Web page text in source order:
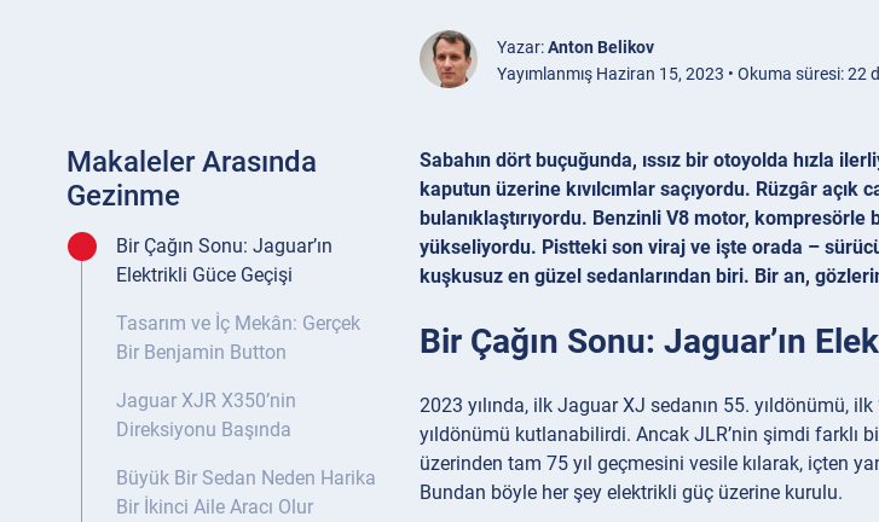
Yazar:Anton Belikov
Yayımlanmış Haziran 15, 2023 • Okuma süresi: 22
Makaleler Arasında
Gezinme
Bir Çağın Sonu: Jaguar’ın
Elektrikli Güce Geçişi
Tasarım ve İç Mekân: Gerçek
Bir Benjamin Button
Jaguar XJR X350’nin
Direksiyonu Başında
Büyük Bir Sedan Neden Harika
Bir İkinci Aile Aracı Olur
Sabahın dört buçuğunda, ıssız bir otoyolda hızla
kaputun üzerine kıvılcımlar saçıyordu. Rüzgâr
bulanıklaştırıyordu. Benzinli V8 motor,
yükseliyordu. Pistteki son viraj ve işte orada –
kuşkusuz en güzel sedanlarından biri. Bir an,
Bir Çağın Sonu: Jaguar’ın
2023 yılında, ilk Jaguar XJ sedanın 55. yıldönümü,
yıldönümü kutlanabilirdi. Ancak JLR’nin şimdi farklı
üzerinden tam 75 yıl geçmesini vesile kılarak, içten
Bundan böyle her şey elektrikli güç üzerine kurulu.